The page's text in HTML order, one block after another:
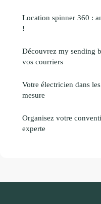
Location spinner 360 :
!
Découvrez my sending
vos courriers
Votre électricien dans
mesure
Organisez votre
experte